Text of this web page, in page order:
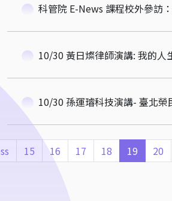
科管院 E-News 課程校外參訪
15 16 17 18 19 20